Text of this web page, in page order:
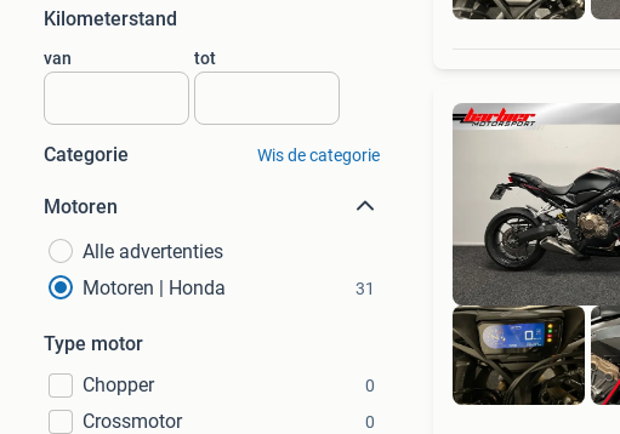
Kilometerstand
van tot
Categorie Wis de categorie
Motoren
Alle advertenties
Motoren | Honda
31
Type motor
Chopper
0
Crossmotor 0